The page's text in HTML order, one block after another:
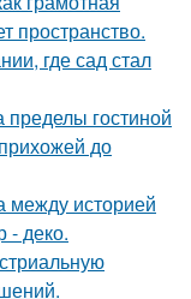
пространство.
где сад стал
гостиной
до
между историей
- деко.